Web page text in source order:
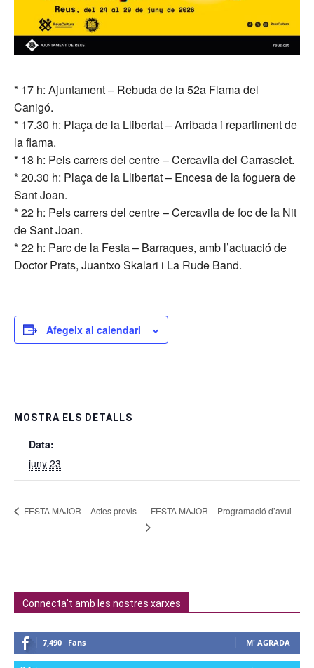
* 17 h: Ajuntament – Rebuda de la 52a Flama del
Canigó.
* 17.30 h: Plaça de la Llibertat – Arribada i repartiment de
la flama.
* 18 h: Pels carrers del centre – Cercavila del Carrasclet.
* 20.30 h: Plaça de la Llibertat – Encesa de la foguera de
Sant Joan.
* 22 h: Pels carrers del centre – Cercavila de foc de la Nit
de Sant Joan.
* 22 h: Parc de la Festa – Barraques, amb l’actuació de
Doctor Prats, Juantxo Skalari i La Rude Band.
Afegeix al calendari
MOSTRA ELS DETALLS
Data:
juny 23
FESTA MAJOR – Actes previs FESTA MAJOR – Programació d’avui
Connecta't amb les nostres xarxes
7,490 Fans M' AGRADA